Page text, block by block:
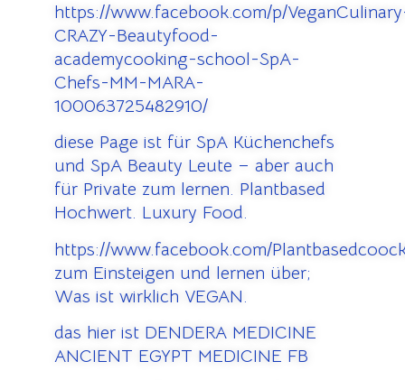
https://www.facebook.com/p/
CRAZY-Beautyfood-
academycooking-school-SpA-
Chefs-MM-MARA-
100063725482910/
diese Page ist für SpA Küchenchefs
und SpA Beauty Leute – aber auch
für Private zum lernen. Plantbased
Hochwert. Luxury Food.
https://www.facebook.com/
zum Einsteigen und lernen über;
Was ist wirklich VEGAN.
das hier ist DENDERA MEDICINE
ANCIENT EGYPT MEDICINE FB